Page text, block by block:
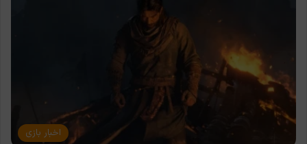
اخبار بازی